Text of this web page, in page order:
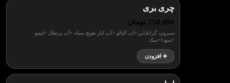
چری بری
258,000 تومان
سیروپ گراناداین+آب آلبالو +آب انار هویج سیاه +آب پرتقال +لیمو
+سودا+نمک
➕ افزودن